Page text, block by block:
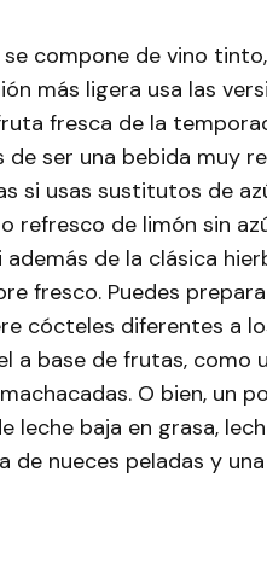
compone de vino
más ligera usa las
fresca de la
de ser una bebida muy
si usas sustitutos de
refresco de limón sin
de la clásica
fresco. Puedes
cócteles diferentes a
a base de frutas, como
O bien, un
leche baja en grasa,
de nueces peladas y